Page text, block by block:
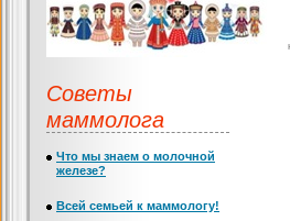
Советы
маммолога
Что мы знаем о молочной
железе?
Всей семьей к маммологу!